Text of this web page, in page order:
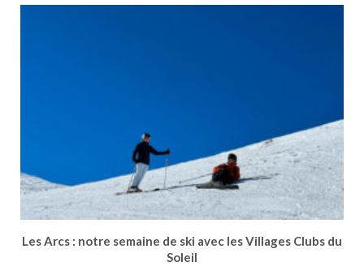
Les Arcs : notre semaine de ski avec les Villages Clubs du
Soleil